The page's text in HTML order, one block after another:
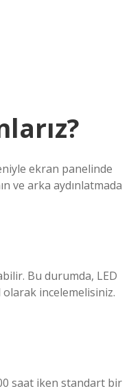
ekran panelinde
ve arka aydınlatmada
Bu durumda, LED
incelemelisiniz.
saat iken standart bir